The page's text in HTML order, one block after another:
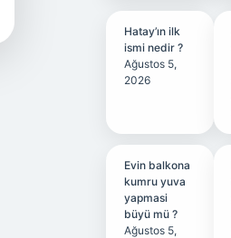
Hatay’ın ilk
ismi nedir ?
Ağustos 5,
2026
Evin balkona
kumru yuva
yapmasi
büyü mü ?
Ağustos 5,